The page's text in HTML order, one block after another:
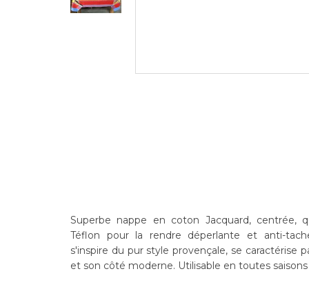
Superbe nappe en coton Jacquard, centrée,
Téflon pour la rendre déperlante et anti-
s'inspire du pur style provençale, se caractérise
et son côté moderne. Utilisable en toutes